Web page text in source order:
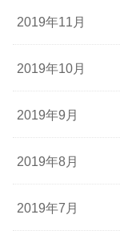
2019年11月
2019年10月
2019年9月
2019年8月
2019年7月